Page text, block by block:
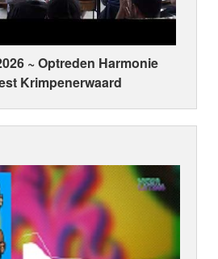
~ Optreden Harmonie
Krimpenerwaard